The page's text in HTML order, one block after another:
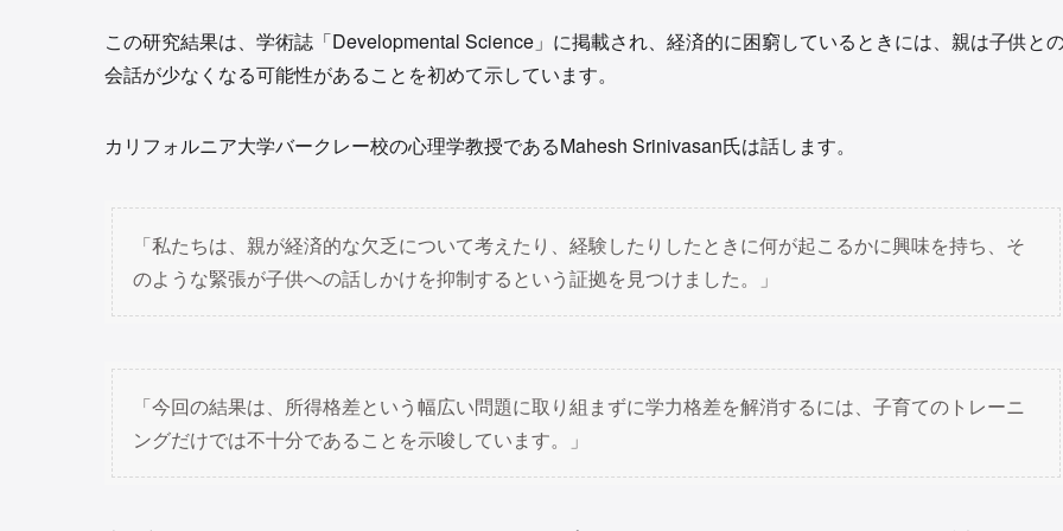
この研究結果は、学術誌「Developmental Science」に掲載され、経済的に困窮しているときには、親は子供と
会話が少なくなる可能性があることを初めて示しています。
カリフォルニア大学バークレー校の心理学教授であるMahesh Srinivasan氏は話します。
「私たちは、親が経済的な欠乏について考えたり、経験したりしたときに何が起こるかに興味を持ち、そ
のような緊張が子供への話しかけを抑制するという証拠を見つけました。」
「今回の結果は、所得格差という幅広い問題に取り組まずに学力格差を解消するには、子育てのトレーニ
ングだけでは不十分であることを示唆しています。」